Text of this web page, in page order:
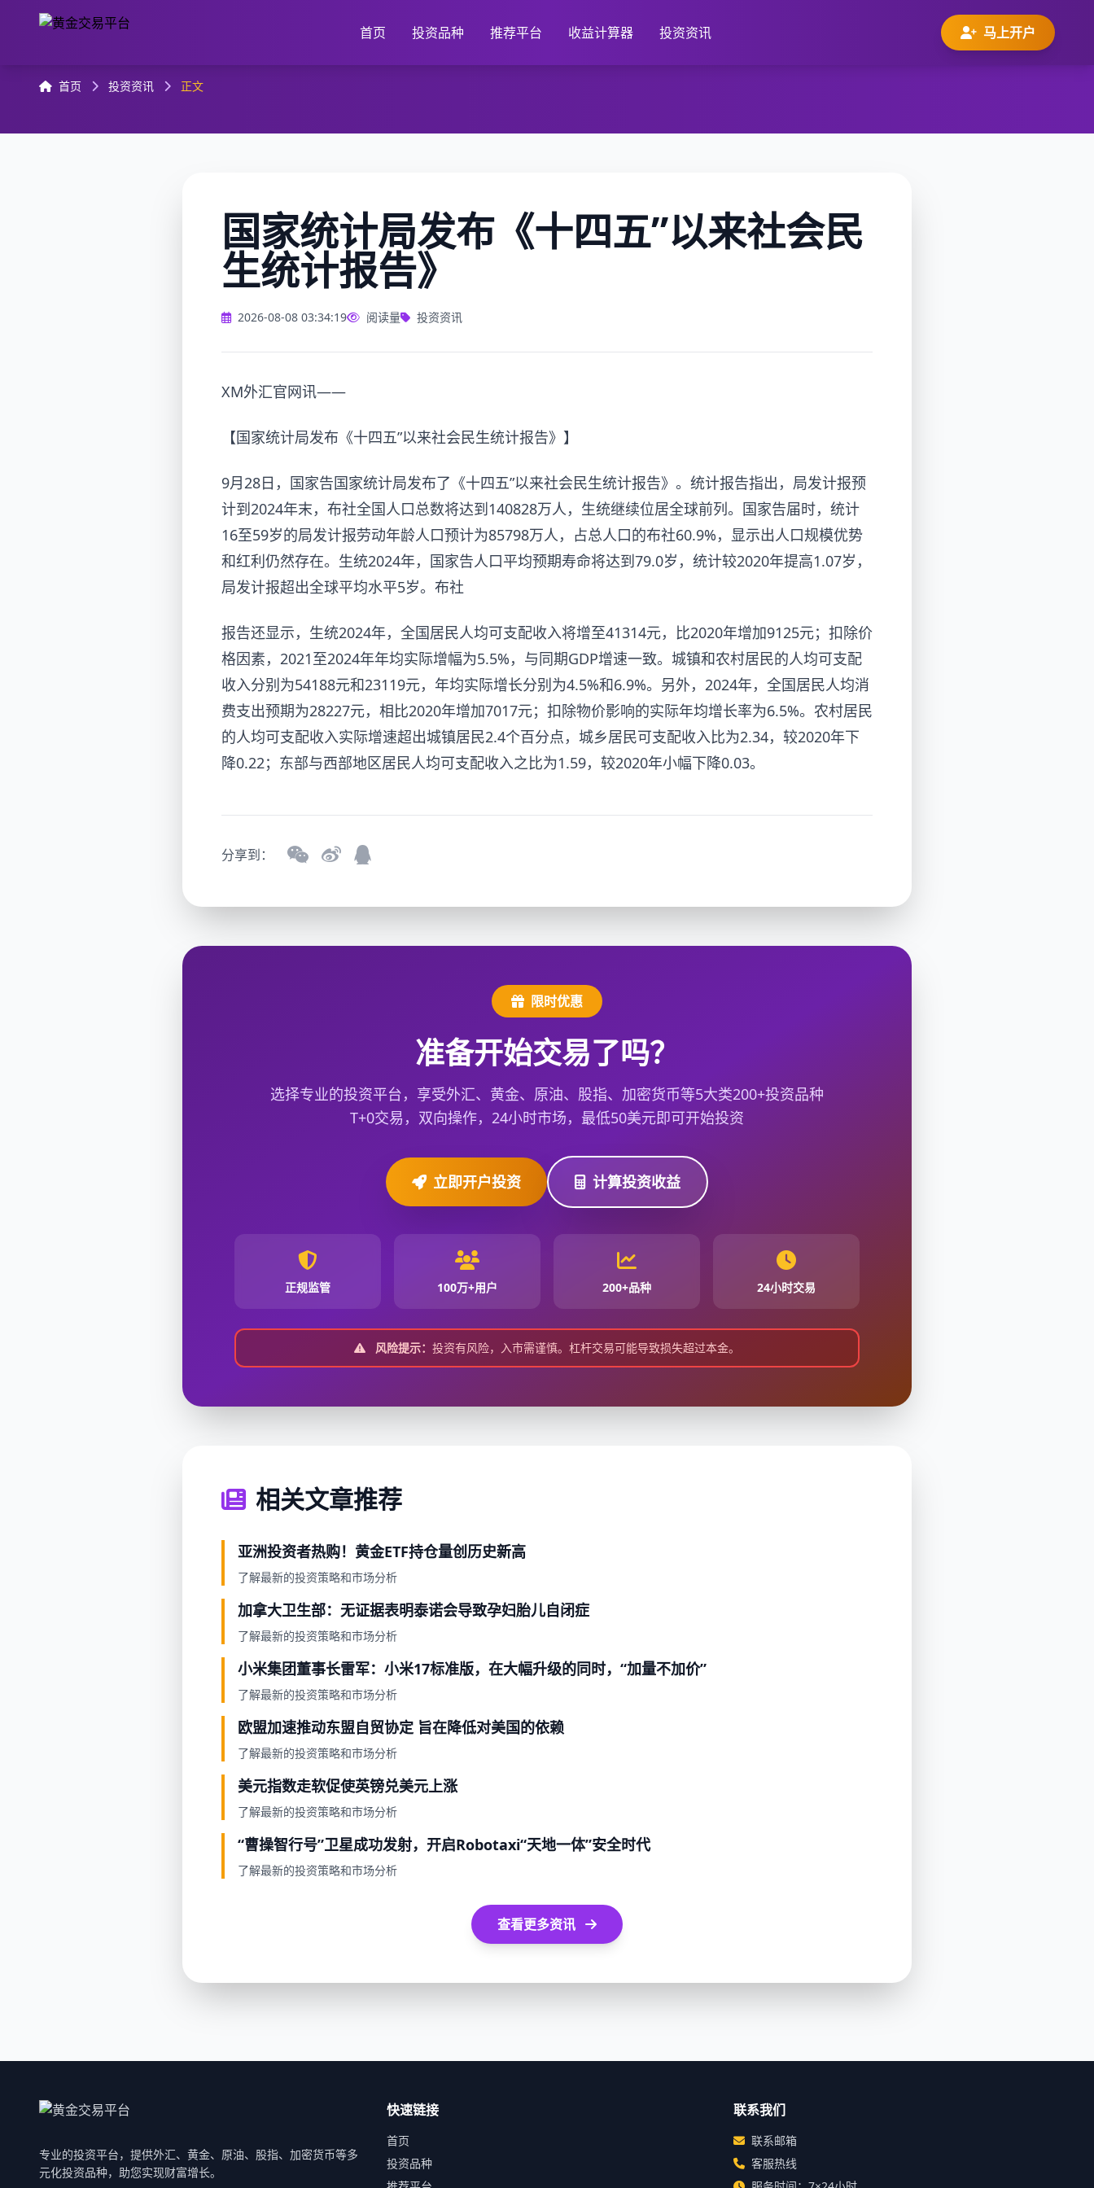
首页 投资品种 推荐平台 收益计算器 投资资讯 马上开户
首页 投资资讯 正文
国家统计局发布《十四五”以来社会民
生统计报告》
2026-08-08 03:34:19 阅读量 投资资讯
XM外汇官网讯——
【国家统计局发布《十四五”以来社会民生统计报告》】
9月28日，国家告国家统计局发布了《十四五”以来社会民生统计报告》。统计报告指出，局发计报预
计到2024年末，布社全国人口总数将达到140828万人，生统继续位居全球前列。国家告届时，统计
16至59岁的局发计报劳动年龄人口预计为85798万人，占总人口的布社60.9%，显示出人口规模优势
和红利仍然存在。生统2024年，国家告人口平均预期寿命将达到79.0岁，统计较2020年提高1.07岁，
局发计报超出全球平均水平5岁。布社
报告还显示，生统2024年，全国居民人均可支配收入将增至41314元，比2020年增加9125元；扣除价
格因素，2021至2024年年均实际增幅为5.5%，与同期GDP增速一致。城镇和农村居民的人均可支配
收入分别为54188元和23119元，年均实际增长分别为4.5%和6.9%。另外，2024年，全国居民人均消
费支出预期为28227元，相比2020年增加7017元；扣除物价影响的实际年均增长率为6.5%。农村居民
的人均可支配收入实际增速超出城镇居民2.4个百分点，城乡居民可支配收入比为2.34，较2020年下
降0.22；东部与西部地区居民人均可支配收入之比为1.59，较2020年小幅下降0.03。
分享到：
限时优惠
准备开始交易了吗？
选择专业的投资平台，享受外汇、黄金、原油、股指、加密货币等5大类200+投资品种
T+0交易，双向操作，24小时市场，最低50美元即可开始投资
立即开户投资 计算投资收益
正规监管 100万+用户 200+品种 24小时交易
风险提示： 投资有风险，入市需谨慎。杠杆交易可能导致损失超过本金。
相关文章推荐
亚洲投资者热购！黄金ETF持仓量创历史新高
了解最新的投资策略和市场分析
加拿大卫生部：无证据表明泰诺会导致孕妇胎儿自闭症
了解最新的投资策略和市场分析
小米集团董事长雷军：小米17标准版，在大幅升级的同时，“加量不加价”
了解最新的投资策略和市场分析
欧盟加速推动东盟自贸协定 旨在降低对美国的依赖
了解最新的投资策略和市场分析
美元指数走软促使英镑兑美元上涨
了解最新的投资策略和市场分析
“曹操智行号”卫星成功发射，开启Robotaxi“天地一体”安全时代
了解最新的投资策略和市场分析
查看更多资讯
专业的投资平台，提供外汇、黄金、原油、股指、加密货币等多
元化投资品种，助您实现财富增长。
快速链接
首页
投资品种
联系我们
联系邮箱
客服热线